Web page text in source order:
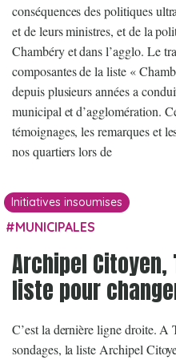
conséquences des politiques
et de leurs ministres, et de la
Chambéry et dans l’agglo. Le
composantes de la liste «
depuis plusieurs années a
municipal et d’agglomération.
témoignages, les remarques et
nos quartiers lors de
Initiatives insoumises
MUNICIPALES
Archipel Citoyen,
liste pour
C’est la dernière ligne droite. A
sondages, la liste Archipel